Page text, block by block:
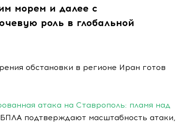
морем и далее с
роль в глобальной
обстановки в регионе Иран готов
атака на Ставрополь: пламя над
подтверждают масштабность атаки,